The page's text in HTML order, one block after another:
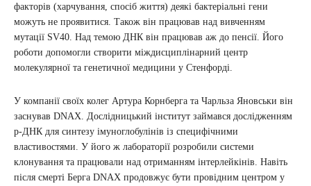
факторів (харчування, спосіб життя) деякі бактеріальні гени
можуть не проявитися. Також він працював над вивченням
мутації SV40. Над темою ДНК він працював аж до пенсії. Його
роботи допомогли створити міждисциплінарний центр
молекулярної та генетичної медицини у Стенфорді.
У компанії своїх колег Артура Корнберга та Чарльза Яновськи він
заснував DNAX. Дослідницький інститут займався дослідженням
р-ДНК для синтезу імуноглобулінів із специфічними
властивостями. У його ж лабораторії розробили системи
клонування та працювали над отриманням інтерлейкінів. Навіть
після смерті Берга DNAX продовжує бути провідним центром у